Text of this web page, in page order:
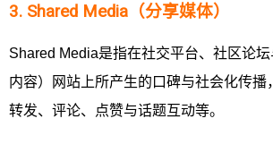
3. Shared Media（分享媒体）
Shared Media是指在社交平台、社区论
内容）网站上所产生的口碑与社会化传播
转发、评论、点赞与话题互动等。